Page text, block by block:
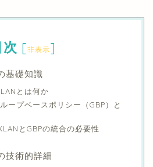
次 [非表示]
基礎知識
とは何か
ープベースポリシー（GBP）と
とGBPの統合の必要性
技術的詳細